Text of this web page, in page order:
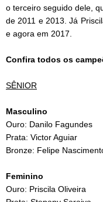
o terceiro seguido dele,
de 2011 e 2013. Já
e agora em 2017.
Confira todos os
SÊNIOR
Masculino
Ouro: Danilo Fagundes
Prata: Victor Aguiar
Bronze: Felipe
Feminino
Ouro: Priscila Oliveira